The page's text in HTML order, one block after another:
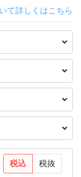
て詳しくはこちら
税込 税抜